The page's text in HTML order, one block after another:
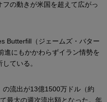
の動きが米国を超えて広がっ
Butterfill（ジェームズ・バター
進にもかかわらずイラン情勢を
ている。
の流出が13億1500万ドル（約
最大の週次流出額となった。年